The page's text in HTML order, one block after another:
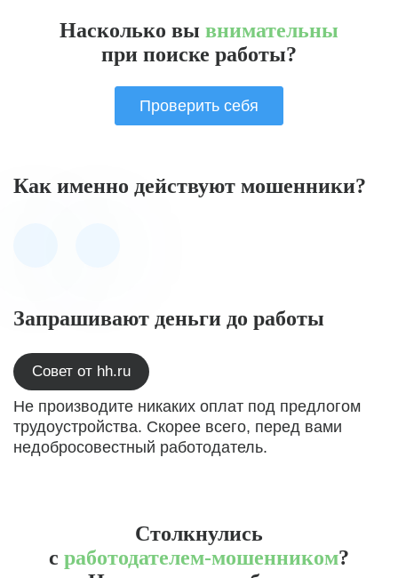
Насколько вы внимательны
при поиске работы?
Проверить себя
Как именно действуют мошенники?
Запрашивают деньги до работы
Совет от hh.ru
Не производите никаких оплат под предлогом
трудоустройства. Скорее всего, перед вами
недобросовестный работодатель.
Столкнулись
с работодателем-мошенником?